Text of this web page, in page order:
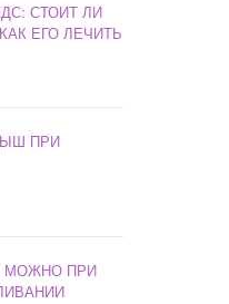
СТОИТ ЛИ
ЕГО ЛЕЧИТЬ
ПРИ
МОЖНО ПРИ